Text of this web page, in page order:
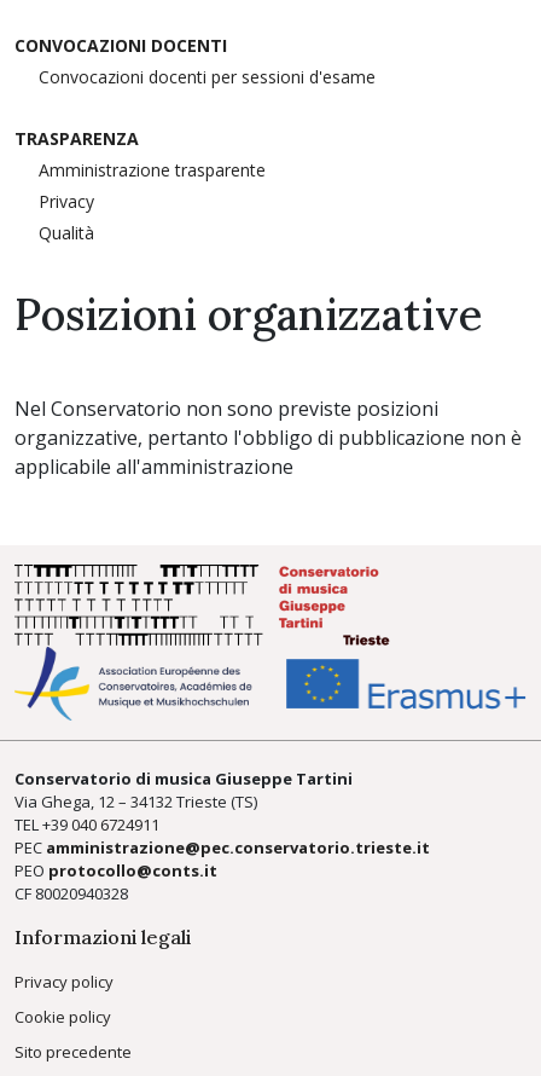
CONVOCAZIONI DOCENTI
Convocazioni docenti per sessioni d'esame
TRASPARENZA
Amministrazione trasparente
Privacy
Qualità
Posizioni organizzative
Nel Conservatorio non sono previste posizioni
organizzative, pertanto l'obbligo di pubblicazione non è
applicabile all'amministrazione
Conservatorio di musica Giuseppe Tartini
Via Ghega, 12 – 34132 Trieste (TS)
TEL +39040 6724911
PEC amministrazione@pec.conservatorio.trieste.it
PEO protocollo@conts.it
CF 80020940328
Informazioni legali
Privacy policy
Cookie policy
Sito precedente